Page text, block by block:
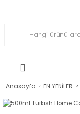
Anasayfa EN YENİLER